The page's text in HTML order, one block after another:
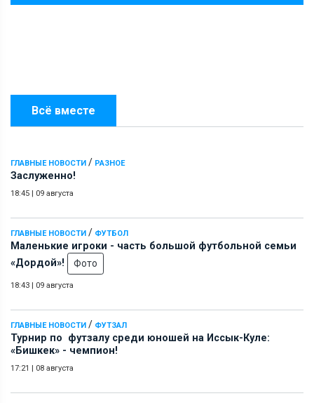
Всё вместе
ГЛАВНЫЕ НОВОСТИ / РАЗНОЕ
Заслуженно!
18:45 | 09 августа
ГЛАВНЫЕ НОВОСТИ / ФУТБОЛ
Маленькие игроки - часть большой футбольной семьи
«Дордой»!
Фото
18:43 | 09 августа
ГЛАВНЫЕ НОВОСТИ / ФУТЗАЛ
Турнир по футзалу среди юношей на Иссык-Куле:
«Бишкек» - чемпион!
17:21 | 08 августа